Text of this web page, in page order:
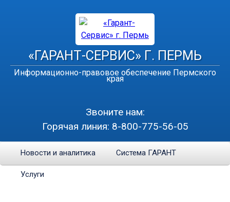
«ГАРАНТ-СЕРВИС» Г. ПЕРМЬ
Информационно-правовое обеспечение Пермского
края
Звоните нам:
Горячая линия: 8-800-775-56-05
Новости и аналитика Система ГАРАНТ
Услуги